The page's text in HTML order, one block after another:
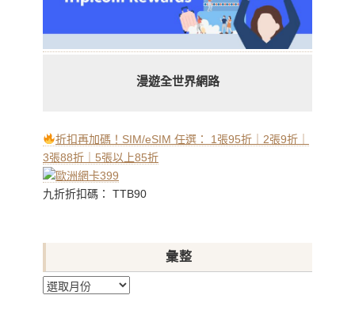
漫遊全世界網路
折扣再加碼！SIM/eSIM 任選： 1張95折｜2張9折｜
3張88折｜5張以上85折
九折折扣碼： TTB90
彙整
彙